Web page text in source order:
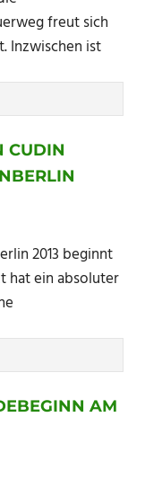
freut sich
Inzwischen ist
CUDIN
2013 beginnt
hat ein absoluter
AM